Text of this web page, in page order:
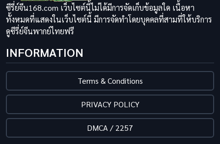
ซีรี่ย์จีน168.com เว็บไซต์นี้ไม่ได้มีการจัดเก็บข้อมูลใด เนื้อหา
ทั้งหมดที่แสดงในเว็บไซต์นี้ มีการจัดทำโดยบุคคลที่สามที่ให้บริการ
ดูซีรี่ย์จีนพากย์ไทยฟรี
INFORMATION
Terms & Conditions
PRIVACY POLICY
DMCA / 2257